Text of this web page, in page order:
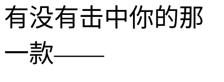
有没有击中你的那
一款——